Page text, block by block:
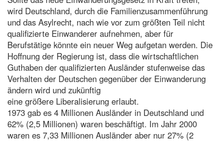
wird Deutschland, durch die Familienzusammenführung
und das Asylrecht, nach wie vor zum größten Teil nicht
qualifizierte Einwanderer aufnehmen, aber für
Berufstätige könnte ein neuer Weg aufgetan werden. Die
Hoffnung der Regierung ist, dass die wirtschaftlichen
Guthaben der qualifizierten Ausländer stufenweise das
Verhalten der Deutschen gegenüber der Einwanderung
ändern wird und zukünftig
eine größere Liberalisierung erlaubt.
1973 gab es 4 Millionen Ausländer in Deutschland und
62% (2,5 Millionen) waren beschäftigt. Im Jahr 2000
waren es 7,33 Millionen Ausländer aber nur 27% (2